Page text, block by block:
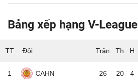
Bảng xếp hạng V-League
TT Đội
1 CAHN 26 20 4